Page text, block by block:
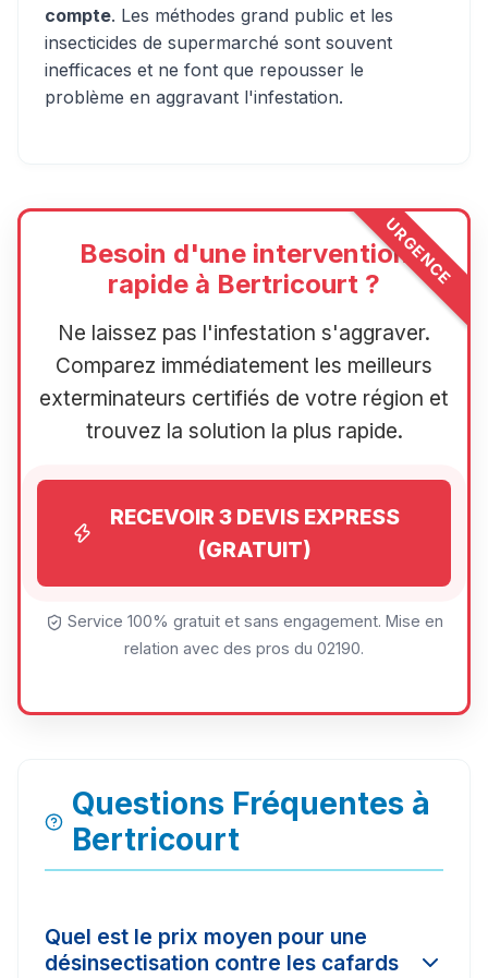
compte. Les méthodes grand public et les
insecticides de supermarché sont souvent
inefficaces et ne font que repousser le
problème en aggravant l'infestation.
URGENCE
Besoin d'une intervention
rapide à Bertricourt ?
Ne laissez pas l'infestation s'aggraver.
Comparez immédiatement les meilleurs
exterminateurs certifiés de votre région et
trouvez la solution la plus rapide.
RECEVOIR 3 DEVIS EXPRESS
(GRATUIT)
Service 100% gratuit et sans engagement. Mise en
relation avec des pros du 02190.
Questions Fréquentes à
Bertricourt
Quel est le prix moyen pour une
désinsectisation contre les cafards